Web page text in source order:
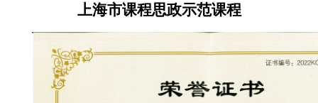
上海市课程思政示范课程